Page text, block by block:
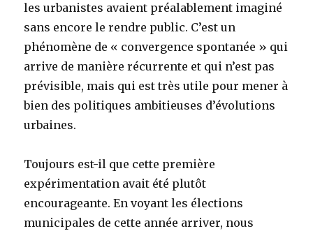
les urbanistes avaient préalablement imaginé
sans encore le rendre public. C’est un
phénomène de « convergence spontanée » qui
arrive de manière récurrente et qui n’est pas
prévisible, mais qui est très utile pour mener à
bien des politiques ambitieuses d’évolutions
urbaines.
Toujours est-il que cette première
expérimentation avait été plutôt
encourageante. En voyant les élections
municipales de cette année arriver, nous